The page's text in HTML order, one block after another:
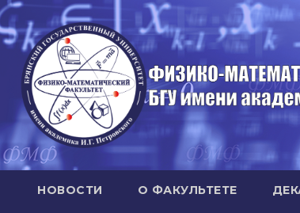
Перейти
к
содержимому
НОВОСТИ О ФАКУЛЬТЕТЕ